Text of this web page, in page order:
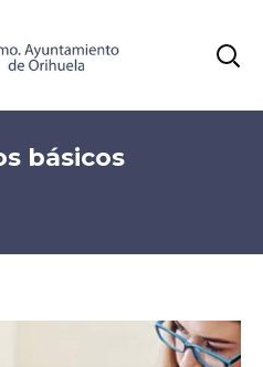
básicos